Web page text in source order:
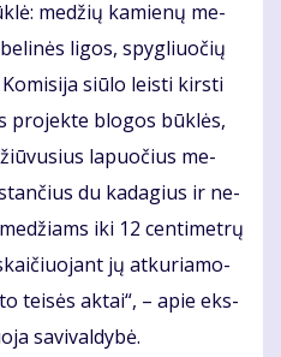
me­džių ka­mie­nų me­
li­gos, spyg­liuo­čių
siū­lo leis­ti kirs­ti
pro­jek­te blo­gos būk­lės,
la­puo­čius me­
du ka­da­gius ir ne­
iki 12 cen­ti­met­rų
jų at­ku­ria­mo­
tei­sės ak­tai“, – apie eks­
sa­vi­val­dy­bė.